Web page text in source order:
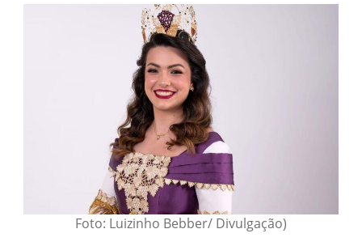
Foto: Luizinho Bebber/ Divulgação)